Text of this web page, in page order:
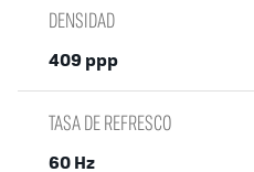
DENSIDAD
409 ppp
TASA DE REFRESCO
60 Hz